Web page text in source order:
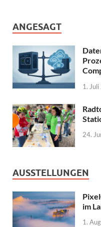
ANGESAGT
1.
24.
AUSSTELLUNGEN
im
1.